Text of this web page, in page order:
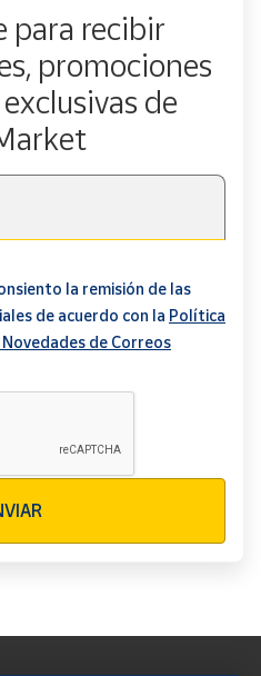
para recibir
promociones
de
la remisión de las
de acuerdo con la Política
de Correos